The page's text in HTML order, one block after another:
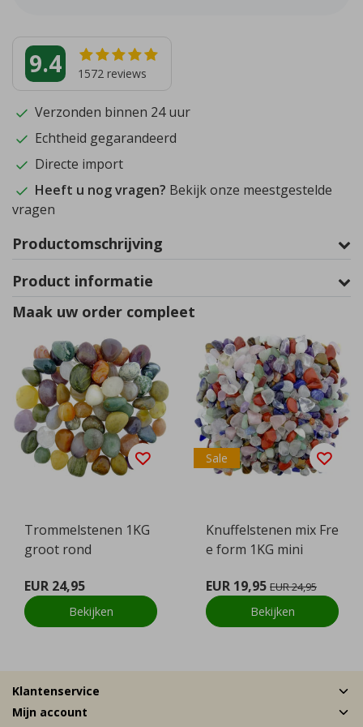
9.4 1572 reviews
Verzonden binnen 24 uur
Echtheid gegarandeerd
Directe import
Heeft u nog vragen? Bekijk onze meestgestelde
vragen
Productomschrijving
Product informatie
Maak uw order compleet
Trommelstenen 1KG
groot rond
EUR 24,95
Bekijken
Sale
Knuffelstenen mix Fre
e form 1KG mini
EUR 19,95 EUR 24,95
Bekijken
Klantenservice
Mijn account